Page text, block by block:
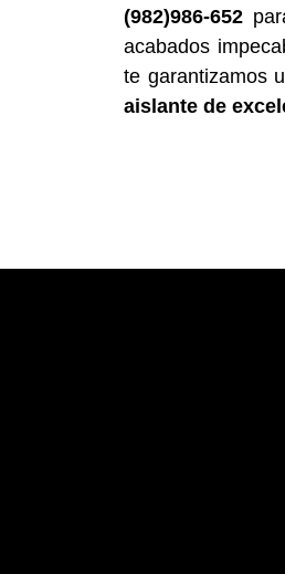
(982)986-652
acabados
te garantizamos
aislante de